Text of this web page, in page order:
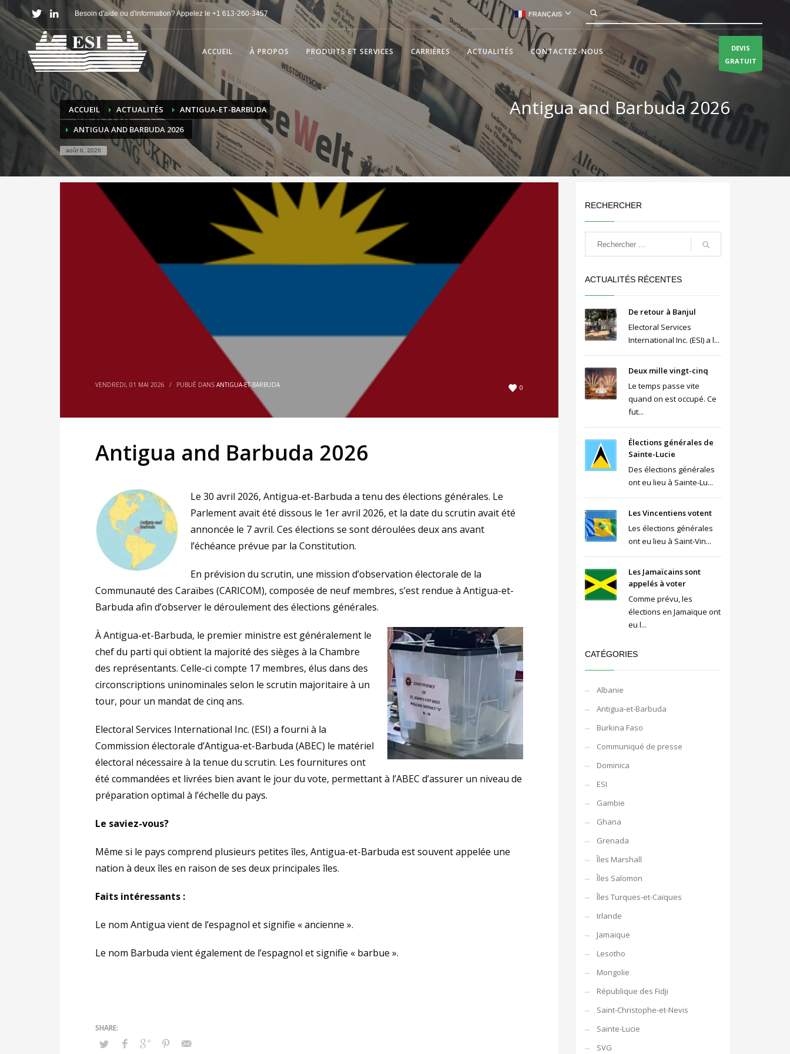
Besoin d'aide ou d'information? Appelez le +1 613-260-3457 FRANÇAIS
ACCUEIL À PROPOS PRODUITS ET SERVICES CARRIÈRES ACTUALITÉS CONTACTEZ-NOUS
DEVIS
GRATUIT
ACCUEIL ACTUALITÉS
ANTIGUA-ET-BARBUDA
ANTIGUA AND BARBUDA 2026
août 6, 2026
Antigua and Barbuda 2026
0
VENDREDI, 01 MAI 2026 / PUBLIÉ DANS ANTIGUA-ET-BARBUDA
Antigua and Barbuda 2026
Le 30 avril 2026, Antigua-et-Barbuda a tenu des élections générales. Le
Parlement avait été dissous le 1er avril 2026, et la date du scrutin avait été
annoncée le 7 avril. Ces élections se sont déroulées deux ans avant
l’échéance prévue par la Constitution.
En prévision du scrutin, une mission d’observation électorale de la
Communauté des Caraïbes (CARICOM), composée de neuf membres, s’est rendue à Antigua-et-
Barbuda afin d’observer le déroulement des élections générales.
À Antigua-et-Barbuda, le premier ministre est généralement le
chef du parti qui obtient la majorité des sièges à la Chambre
des représentants. Celle-ci compte 17 membres, élus dans des
circonscriptions uninominales selon le scrutin majoritaire à un
tour, pour un mandat de cinq ans.
Electoral Services International Inc. (ESI) a fourni à la
Commission électorale d’Antigua-et-Barbuda (ABEC) le matériel
électoral nécessaire à la tenue du scrutin. Les fournitures ont
été commandées et livrées bien avant le jour du vote, permettant à l’ABEC d’assurer un niveau de
préparation optimal à l’échelle du pays.
Le saviez-vous?
Même si le pays comprend plusieurs petites îles, Antigua-et-Barbuda est souvent appelée une
nation à deux îles en raison de ses deux principales îles.
Faits intéressants :
Le nom Antigua vient de l’espagnol et signifie « ancienne ».
Le nom Barbuda vient également de l’espagnol et signifie « barbue ».
RECHERCHER
ACTUALITÉS RÉCENTES
De retour à Banjul
Electoral Services
International Inc. (ESI) a l...
Deux mille vingt-cinq
Le temps passe vite
quand on est occupé. Ce
fut...
Élections générales de
Sainte-Lucie
Des élections générales
ont eu lieu à Sainte-Lu...
Les Vincentiens votent
Les élections générales
ont eu lieu à Saint-Vin...
Les Jamaïcains sont
appelés à voter
Comme prévu, les
élections en Jamaïque ont
eu l...
CATÉGORIES
Albanie
Antigua-et-Barbuda
Burkina Faso
Communiqué de presse
Dominica
ESI
Gambie
Ghana
Grenada
Îles Marshall
Îles Salomon
Îles Turques-et-Caïques
Irlande
Jamaique
Lesotho
Mongolie
République des Fidji
Saint-Christophe-et-Nevis
Sainte-Lucie
SVG